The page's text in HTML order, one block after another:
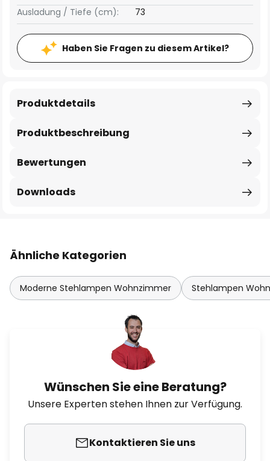
Ausladung / Tiefe (cm):
73
Haben Sie Fragen zu diesem Artikel?
Produktbeschreibung
Produktdetails
Bewertungen
Downloads
Ähnliche Kategorien
Moderne Stehlampen Wohnzimmer Stehlampen
Wünschen Sie eine Beratung?
Unsere Experten stehen Ihnen zur Verfügung.
Kontaktieren Sie uns